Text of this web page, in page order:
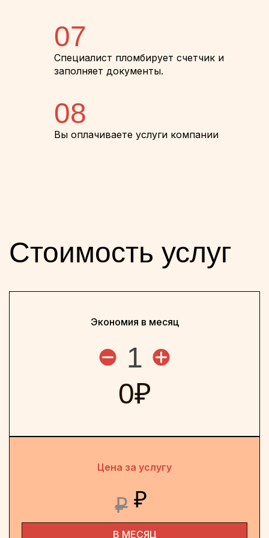
07
Специалист пломбирует счетчик и
заполняет документы.
08
Вы оплачиваете услуги компании
Стоимость услуг
Экономия в месяц
1
0₽
Цена за услугу
₽ ₽
В МЕСЯЦ